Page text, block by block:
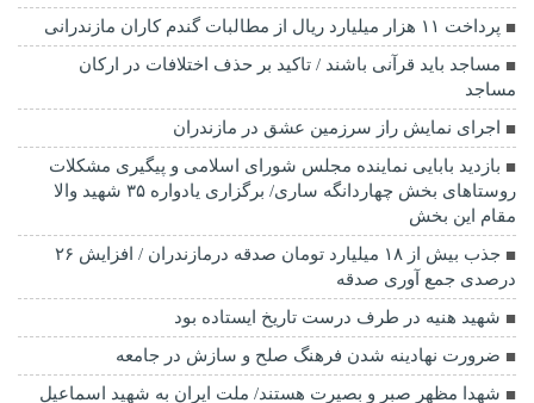
پرداخت ۱۱ هزار میلیارد ریال از مطالبات گندم کاران مازندرانی
مساجد باید قرآنی باشند / تاکید بر حذف اختلافات در ارکان
مساجد
اجرای نمایش راز سرزمین عشق در مازندران
بازدید بابایی نماینده مجلس شورای اسلامی و پیگیری مشکلات
روستاهای بخش چهاردانگه ساری/ برگزاری یادواره ۳۵ شهید والا
مقام این بخش
جذب بیش از ۱۸ میلیارد تومان صدقه درمازندران / افزایش ۲۶
درصدی جمع آوری صدقه
شهید هنیه در طرف درست تاریخ ایستاده بود
ضرورت نهادینه شدن فرهنگ صلح و سازش در جامعه
شهدا مظهر صبر و بصیرت هستند/ ملت ایران به شهید اسماعیل